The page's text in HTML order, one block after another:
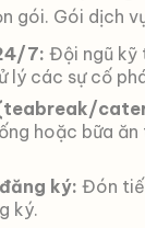
gói. Gói dịch
7: Đội ngũ kỹ
lý các sự cố
hoặc bữa
ký: Đón
ký.